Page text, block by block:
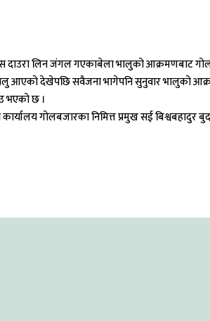
लिन जंगल गएकाबेला भालुको आक्रमणबाट
देखेपछि सवैजना भागेपनि सुनुवार भालुको
भएको छ ।
गोलबजारका निमित्त प्रमुख सई बिश्वबहादुर